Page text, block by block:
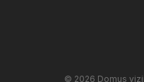
© 2026 Domus